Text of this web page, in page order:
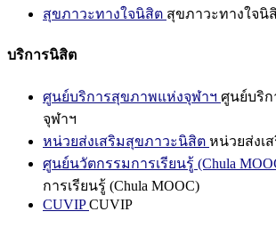
สุขภาวะทางใจนิสิต สุขภาวะทางใจนิ
บริการนิสิต
ศูนย์บริการสุขภาพแห่งจุฬาฯ ศูนย์บริ
จุฬาฯ
หน่วยส่งเสริมสุขภาวะนิสิต หน่วยส่งเ
ศูนย์นวัตกรรมการเรียนรู้ (Chula
การเรียนรู้ (Chula MOOC)
CUVIPCUVIP